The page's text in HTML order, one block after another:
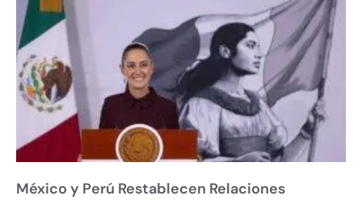
México y Perú Restablecen Relaciones